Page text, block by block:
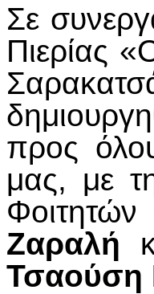
Σε
Πιερίας
προς
μας, με
Ζαραλή
Τσαούση